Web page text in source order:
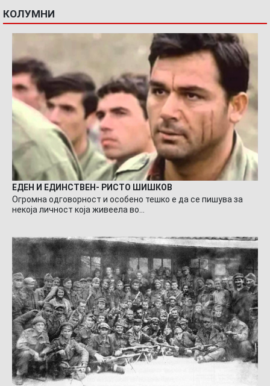
КОЛУМНИ
ЕДЕН И ЕДИНСТВЕН- РИСТО ШИШКОВ
Огромна одговорност и особено тешко е да се пишува за
некоја личност која живеела во…